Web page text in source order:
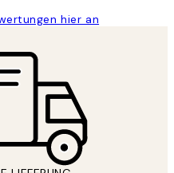
hier an